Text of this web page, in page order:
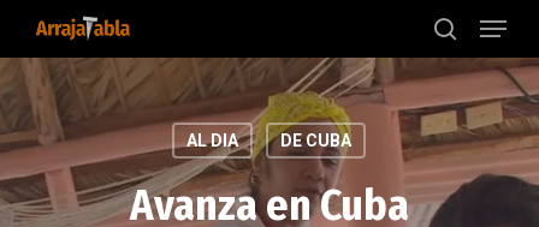
content
search
Menu
AL DIA DE CUBA
Avanza en Cuba